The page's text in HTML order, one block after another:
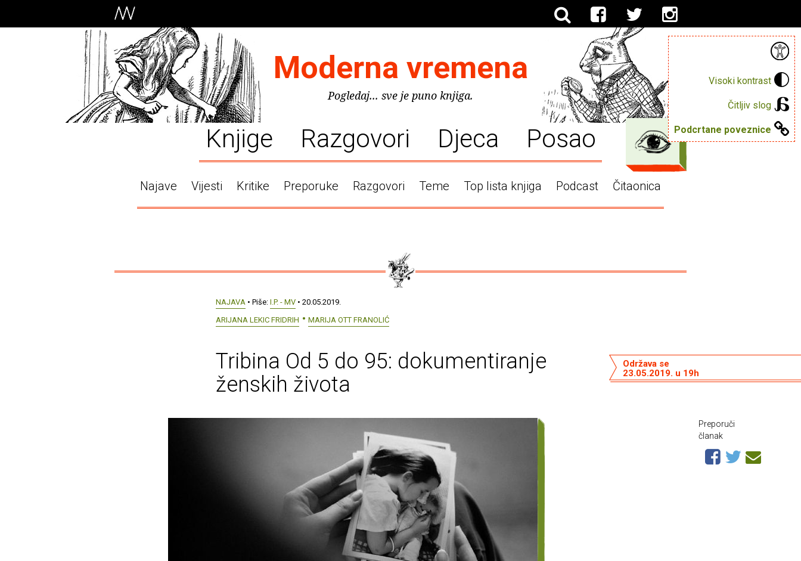
Visoki kontrast
Čitljiv slog
Podcrtane poveznice
Moderna vremena
Pogledaj... sve je puno knjiga.
Knjige Razgovori Djeca Posao
Najave Vijesti Kritike Preporuke Razgovori Teme Top lista knjiga Podcast Čitaonica
NAJAVA • Piše: I.P. - MV • 20.05.2019.
ARIJANA LEKIC FRIDRIH
MARIJA OTT FRANOLIĆ
Tribina Od 5 do 95: dokumentiranje
ženskih života
Održava se
23.05.2019. u 19h
Preporuči
članak